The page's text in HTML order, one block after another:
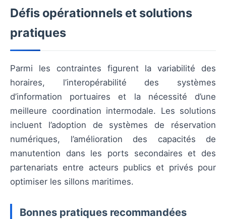
Défis opérationnels et solutions
pratiques
Parmi les contraintes figurent la variabilité des
horaires, l’interopérabilité des systèmes
d’information portuaires et la nécessité d’une
meilleure coordination intermodale. Les solutions
incluent l’adoption de systèmes de réservation
numériques, l’amélioration des capacités de
manutention dans les ports secondaires et des
partenariats entre acteurs publics et privés pour
optimiser les sillons maritimes.
Bonnes pratiques recommandées